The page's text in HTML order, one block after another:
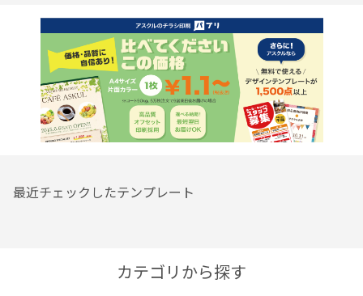
最近チェックしたテンプレート
カテゴリから探す